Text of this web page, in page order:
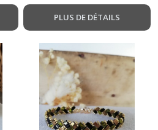
PLUS DE DÉTAILS